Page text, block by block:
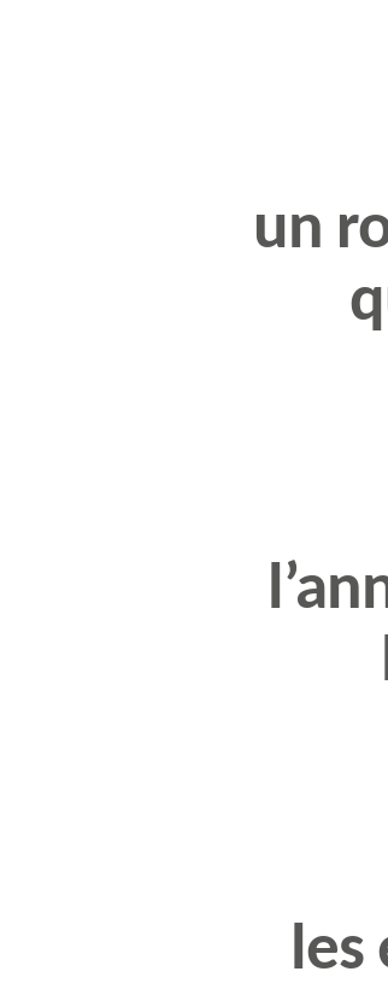
un
les